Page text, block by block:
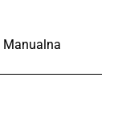
Manualna